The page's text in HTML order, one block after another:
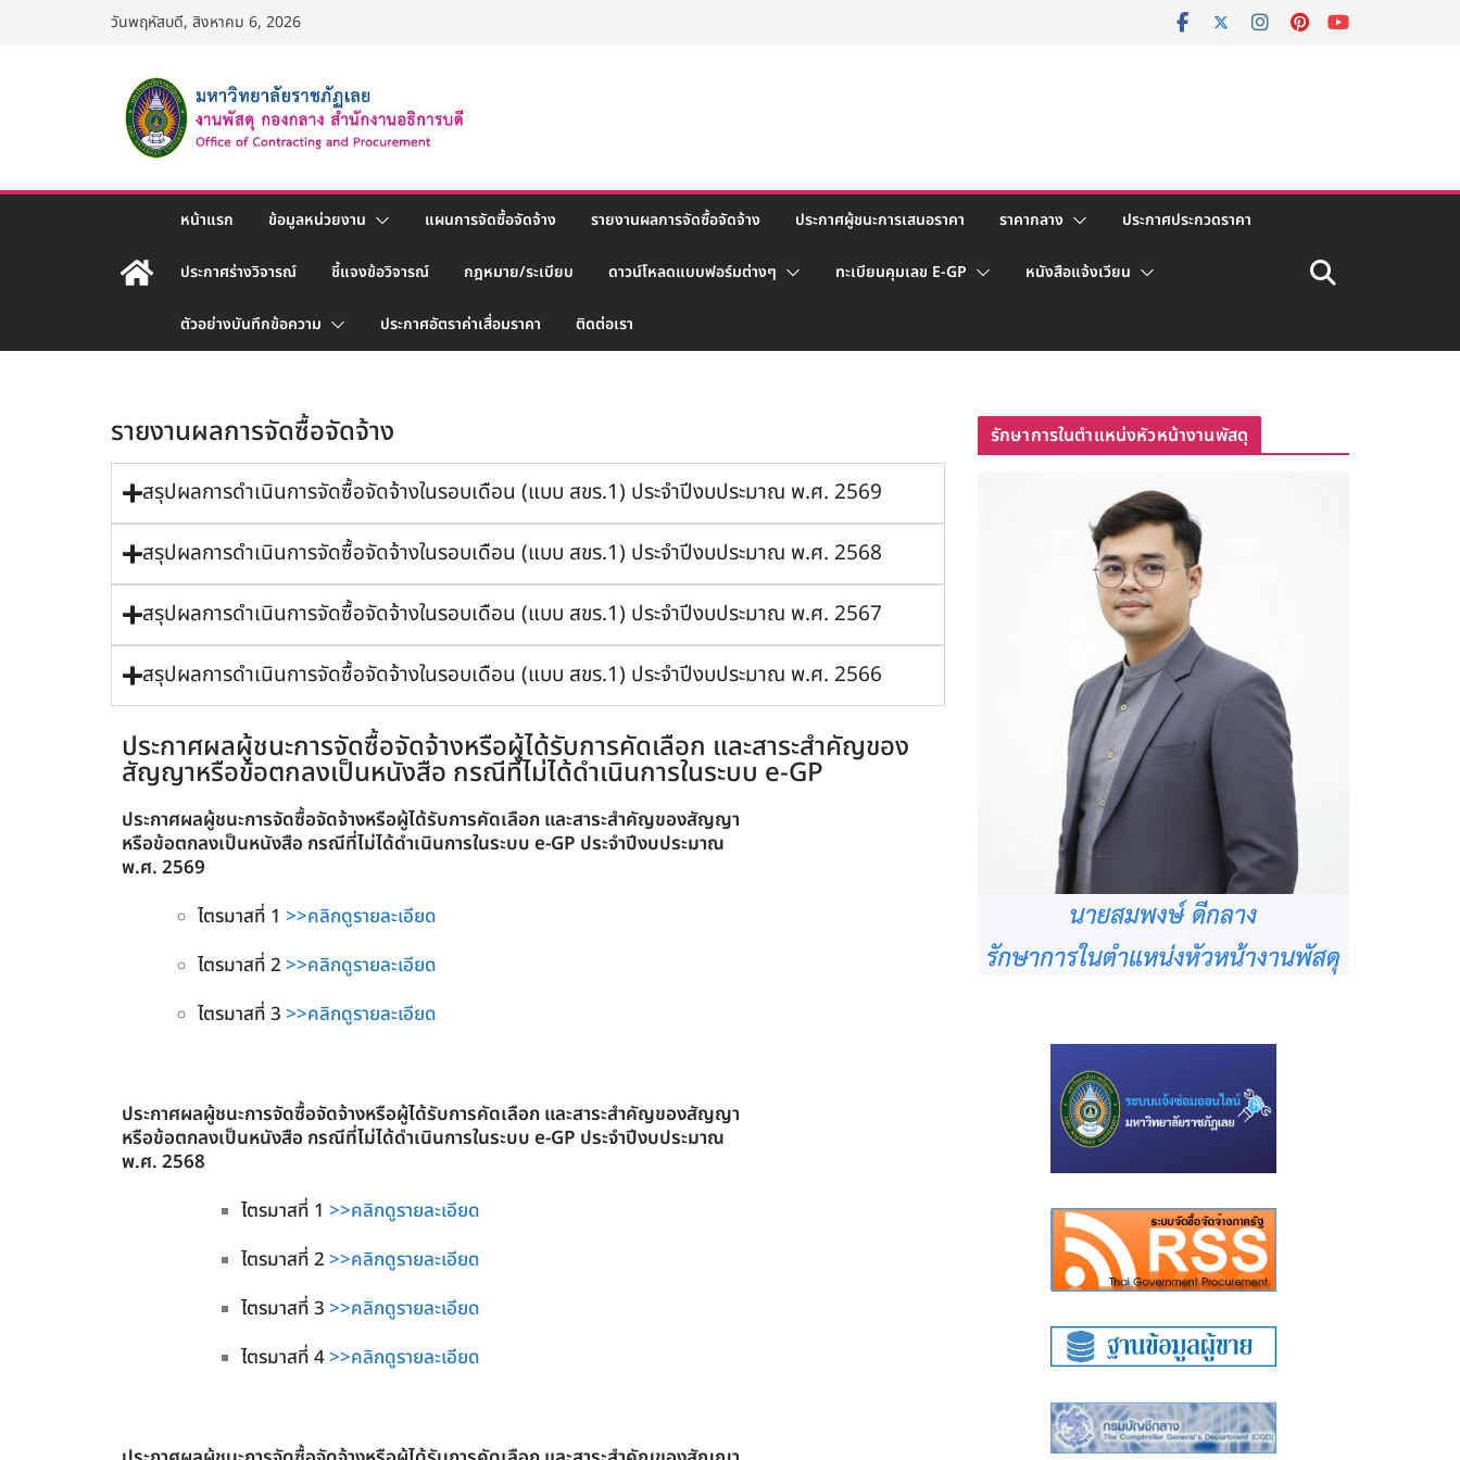
วันพฤหัสบดี, สิงหาคม 6, 2026
หน้าแรก ข้อมูลหน่วยงาน แผนการจัดซื้อจัดจ้าง รายงานผลการจัดซื้อจัดจ้าง ประกาศผู้ชนะการเสนอราคา ราคากลาง ประกาศประกวดราคา
ประกาศร่างวิจารณ์ ชี้แจงข้อวิจารณ์ กฎหมาย/ระเบียบ ดาวน์โหลดแบบฟอร์มต่างๆ ทะเบียนคุมเลข E-GP หนังสือแจ้งเวียน
ตัวอย่างบันทึกข้อความ ประกาศอัตราค่าเสื่อมราคา ติดต่อเรา
รายงานผลการจัดซื้อจัดจ้าง
สรุปผลการดำเนินการจัดซื้อจัดจ้างในรอบเดือน (แบบ สขร.1) ประจำปีงบประมาณ พ.ศ. 2569
สรุปผลการดำเนินการจัดซื้อจัดจ้างในรอบเดือน (แบบ สขร.1) ประจำปีงบประมาณ พ.ศ. 2568
สรุปผลการดำเนินการจัดซื้อจัดจ้างในรอบเดือน (แบบ สขร.1) ประจำปีงบประมาณ พ.ศ. 2567
สรุปผลการดำเนินการจัดซื้อจัดจ้างในรอบเดือน (แบบ สขร.1) ประจำปีงบประมาณ พ.ศ. 2566
ประกาศผลผู้ชนะการจัดซื้อจัดจ้างหรือผู้ได้รับการคัดเลือก และสาระสำคัญของ
สัญญาหรือข้อตกลงเป็นหนังสือ กรณีที่ไม่ได้ดำเนินการในระบบ e-GP
ประกาศผลผู้ชนะการจัดซื้อจัดจ้างหรือผู้ได้รับการคัดเลือก และสาระสำคัญของสัญญา
หรือข้อตกลงเป็นหนังสือ กรณีที่ไม่ได้ดำเนินการในระบบ e-GP ประจำปีงบประมาณ
พ.ศ. 2569
ไตรมาสที่ 1 >>คลิกดูรายละเอียด
ไตรมาสที่ 2>>คลิกดูรายละเอียด
ไตรมาสที่ 3>>คลิกดูรายละเอียด
ประกาศผลผู้ชนะการจัดซื้อจัดจ้างหรือผู้ได้รับการคัดเลือก และสาระสำคัญของสัญญา
หรือข้อตกลงเป็นหนังสือ กรณีที่ไม่ได้ดำเนินการในระบบ e-GP ประจำปีงบประมาณ
พ.ศ. 2568
ไตรมาสที่ 1 >>คลิกดูรายละเอียด
ไตรมาสที่ 2>>คลิกดูรายละเอียด
ไตรมาสที่ 3>>คลิกดูรายละเอียด
ไตรมาสที่ 4>>คลิกดูรายละเอียด
รักษาการในตำแหน่งหัวหน้างานพัสดุ